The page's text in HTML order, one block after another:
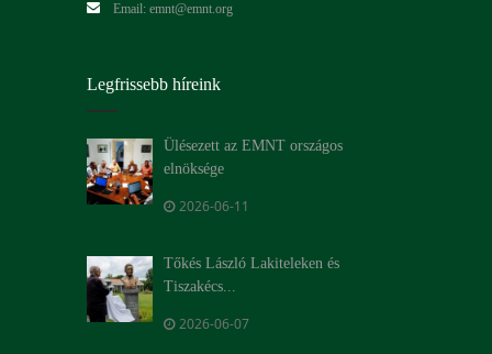
Email: emnt@emnt.org
Legfrissebb híreink
Ülésezett az EMNT országos
elnöksége
2026-06-11
Tőkés László Lakiteleken és
Tiszakécs...
2026-06-07